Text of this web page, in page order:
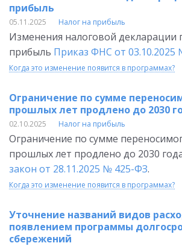
прибыль
05.11.2025 Налог на прибыль
Изменения налоговой декларации
прибыль Приказ ФНС от 03.10.2025
Когда это изменение появится в программах?
Ограничение по сумме
прошлых лет продлено до 2030
02.10.2025 Налог на прибыль
Ограничение по сумме
прошлых лет продлено до 2030
закон от 28.11.2025 № 425-ФЗ.
Когда это изменение появится в программах?
Уточнение названий видов
появлением программы
сбережений